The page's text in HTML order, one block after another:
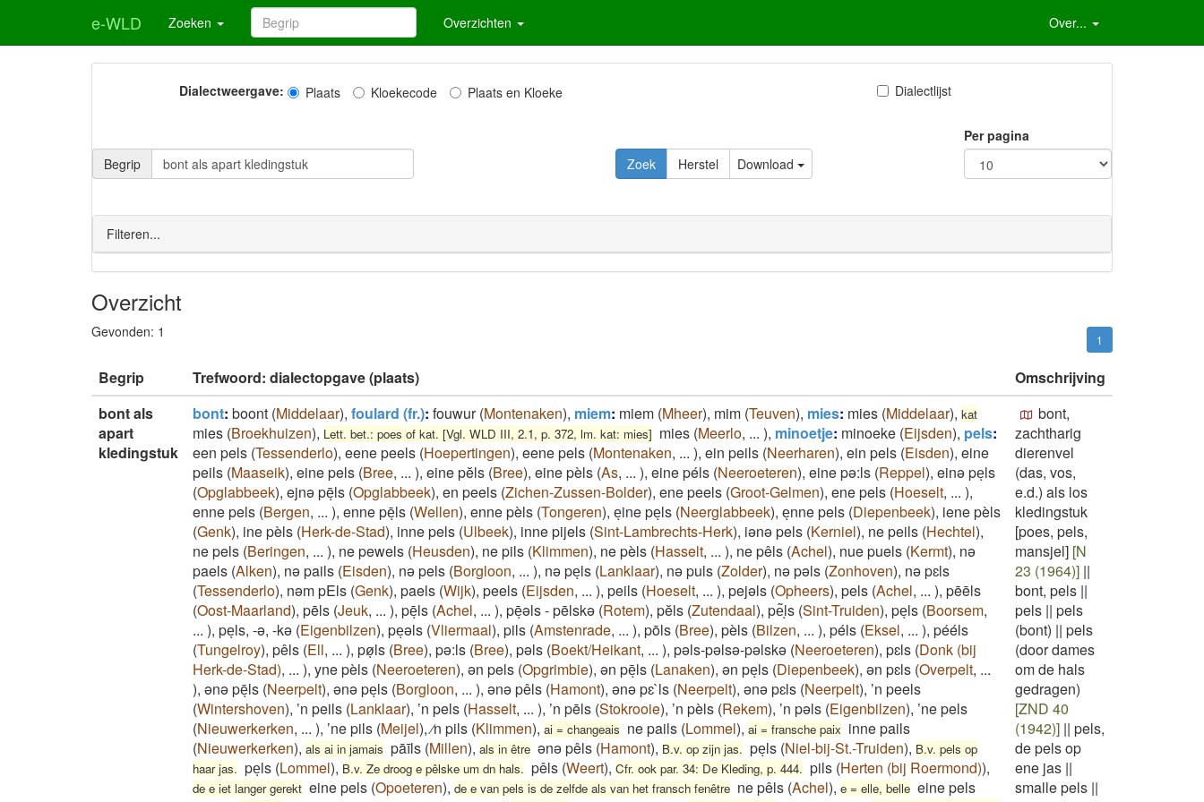
e-WLD Zoeken Overzichten Over...
Dialectweergave: Plaats Kloekecode Plaats en Kloeke Dialectlijst
Begrip Zoek Herstel Download
Per pagina
Filteren...
Overzicht
Gevonden: 1 1
Begrip Trefwoord: dialectopgave (plaats)
Omschrijving
bont als
apart
kledingstuk
bont: boont (Middelaar), foulard (fr.): fouwur(Montenaken), miem: miem (Mheer), mim (Teuven), mies: mies (Middelaar), kat
mies (Broekhuizen), Lett. bet.: poes of kat. [Vgl. WLD III, 2.1, p. 372, lm. kat: mies] mies (Meerlo, ... ), minoetje: minoeke (Eijsden), pels:
een pels (Tessenderlo), eene peels (Hoepertingen), eene pels (Montenaken, ... ), ein peils (Neerharen), ein pels (Eisden), eine
peils (Maaseik), eine pels (Bree, ... ), eine pĕls (Bree), eine pèls (As, ... ), eine péls (Neeroeteren), eine pə:ls (Reppel), einə peͅls
(Opglabbeek), ejnə pēͅls (Opglabbeek), en peels (Zichen-Zussen-Bolder), ene peels (Groot-Gelmen), ene pels (Hoeselt, ... ),
enne pels (Bergen, ... ), enne pēͅls (Wellen), enne pèls (Tongeren), eͅine peͅls (Neerglabbeek), eͅnne pels (Diepenbeek), iene pèls
(Genk), ine pèls (Herk-de-Stad), inne pels (Ulbeek), inne pijels (Sint-Lambrechts-Herk), iənə pels (Kerniel), ne peils (Hechtel),
ne pels (Beringen, ... ), ne pewels (Heusden), ne pils (Klimmen), ne pèls (Hasselt, ... ), ne pêls (Achel), nue puels (Kermt), nə
paels (Alken), nə pails (Eisden), nə pels (Borgloon, ... ), nə peͅls (Lanklaar), nə puls (Zolder), nə pəls (Zonhoven), nə pɛls
(Tessenderlo), nəm pEls (Genk), paels (Wijk), peels (Eijsden, ... ), peils (Hoeselt, ... ), pejəls (Opheers), pels (Achel, ... ), pēēls
(Oost-Maarland), pēls (Jeuk, ... ), pēͅls (Achel, ... ), pēͅəls - pēlskə (Rotem), pĕls (Zutendaal), pe͂ͅls (Sint-Truiden), peͅls (Boorsem,
... ), peͅls, -ə, -kə (Eigenbilzen), peͅəls (Vliermaal), pils (Amstenrade, ... ), pōls (Bree), pèls (Bilzen, ... ), péls (Eksel, ... ), pééls
(Tungelroy), pêls (Ell, ... ), pøͅls (Bree), pə:ls (Bree), pəls (Boekt/Heikant, ... ), pəls-pəlsə-pəlskə (Neeroeteren), pɛls (Donk (bij
Herk-de-Stad), ... ), yne pèls (Neeroeteren), ən pels (Opgrimbie), ən pēͅls (Lanaken), ən peͅls (Diepenbeek), ən pɛls (Overpelt, ...
), ənə pēͅls (Neerpelt), ənə peͅls (Borgloon, ... ), ənə pêls (Hamont), ənə pɛ`ls (Neerpelt), ənə pɛls (Neerpelt), ’n peels
(Wintershoven), ’n peils (Lanklaar), ’n pels (Hasselt, ... ), ’n pēls (Stokrooie), ’n pèls (Rekem), ’n pəls (Eigenbilzen), ’ne pels
(Nieuwerkerken, ... ), ’ne pils (Meijel),⁄n pils (Klimmen), ai = changeais ne pails (Lommel), ai = fransche paix inne pails
(Nieuwerkerken), als ai in jamais pāīls (Millen), als in être ənə pêls (Hamont), B.v. op zijn jas. peͅls (Niel-bij-St.-Truiden), B.v. pels op
haar jas. peͅls (Lommel), B.v. Ze droog e pêlske um dn hals. pêls (Weert), Cfr. ook par. 34: De Kleding, p. 444. pils (Herten (bij Roermond)),
de e iet langer gerekt eine pels (Opoeteren), de e van pels is de zelfde als van het fransch fenêtre ne pêls (Achel), e = elle, belle eine pels
bont,
zachtharig
dierenvel
(das, vos,
e.d.) als los
kledingstuk
[poes, pels,
mansjel] [N
23 (1964)] ||
bont, pels ||
pels || pels
(bont) || pels
(door dames
om de hals
gedragen)
[ZND 40
(1942)] || pels,
de pels op
ene jas ||
smalle pels ||